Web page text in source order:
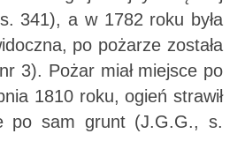
341), a w 1782 roku była
po pożarze została
3). Pożar miał miejsce po
1810 roku, ogień strawił
po sam grunt (J.G.G., s.